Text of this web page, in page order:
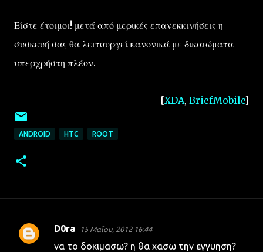
Είστε έτοιμοι! μετά από μερικές επανεκκινήσεις η
συσκευή σας θα λειτουργεί κανονικά με δικαιώματα
υπερχρήστη πλέον.
[XDA, BriefMobile]
ANDROID HTC ROOT
Σ
D0ra 15 Μαΐου, 2012 16:44
να το δοκιμασω? η θα χασω την εγγυηση?